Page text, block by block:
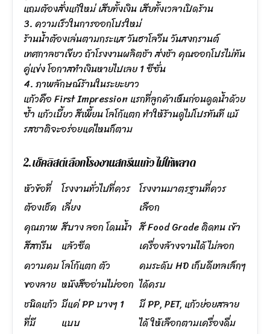
แถมต้องสั่งแก้ใหม่ เสียทั้งเงิน เสียทั้งเวลาเปิดร้าน
3. ความเร็วในการออกโปรใหม่
ร้านน้ำต้องเล่นตามกระแส วันฮาโลวีน วันสงกรานต์
เทศกาลชาเขียว ถ้าโรงงานผลิตช้า ส่งช้า คุณออกโปรไม่ทัน
คู่แข่ง โอกาสทำเงินหายไปเลย 1 ซีซั่น
4. ภาพลักษณ์ร้านในระยะยาว
แก้วคือ First Impression แรกที่ลูกค้าเห็นก่อนดูดน้ำด้วย
ซ้ำ แก้วเบี้ยว สีเพี้ยน โลโก้แตก ทำให้ร้านดูไม่โปรทันที แม้
รสชาติจะอร่อยแค่ไหนก็ตาม
2. เช็คลิสต์เลือกโรงงานสกรีนแก้ว ไม่ให้พลาด
หัวข้อที่
ต้องเช็ค
โรงงานทั่วไปที่ควร
เลี่ยง
โรงงานมาตรฐานที่ควร
เลือก
คุณภาพ
สีสกรีน
สีบาง ลอก โดนน้ำ
แล้วซีด
สี Food Grade ติดทน เข้า
เครื่องล้างจานได้ ไม่ลอก
ความคม
ของลาย
โลโก้แตก ตัว
หนังสืออ่านไม่ออก
คมระดับ HD เก็บดีเทลเล็กๆ
ได้ครบ
ชนิดแก้ว
ที่มี
มีแค่ PP บางๆ 1
แบบ
มี PP, PET, แก้วย่อยสลาย
ได้ ให้เลือกตามเครื่องดื่ม